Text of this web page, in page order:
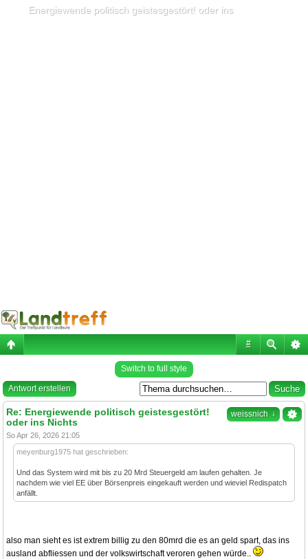
#
Energiewende politisch geistesgestört! oder ins Nichts
Switch to full style
Antwort erstellen
weissnich ↓
Re: Energiewende politisch geistesgestört!
oder ins Nichts
So Apr 26, 2026 21:05
meyenburg1975 hat geschrieben:
Und das System wird mit bis zu 20 Mrd Steuergeld am laufen gehalten. Je
nachdem wie viel EE über Börsenpreis eingekauft werden und wieviel Redispatch
anfällt.
also man sieht es ist extrem billig zu den 80mrd die es an geld spart, das ins
ausland abfliessen und der volkswirtschaft veroren gehen würde..